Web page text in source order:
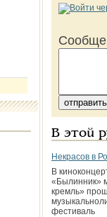
В этой
Некрасов в
В
«Былинник»
кремль»
фестиваль